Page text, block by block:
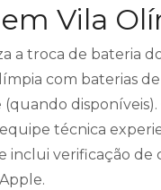
Vila
a troca de bateria
com baterias de
(quando disponíveis).
técnica
inclui verificação de